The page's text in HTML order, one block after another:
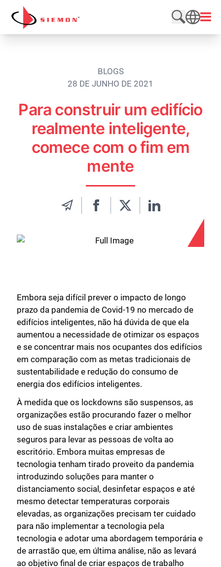
Pular para o conteúdo
Pesquisar
Abrir
SEARCH
BLOGS
28 DE JUNHO DE 2021
Para construir um edifício
realmente inteligente,
comece com o fim em
mente
Embora seja difícil prever o impacto de longo
prazo da pandemia de Covid-19 no mercado de
edifícios inteligentes, não há dúvida de que ela
aumentou a necessidade de otimizar os espaços
e se concentrar mais nos ocupantes dos edifícios
em comparação com as metas tradicionais de
sustentabilidade e redução do consumo de
energia dos edifícios inteligentes.
À medida que os lockdowns são suspensos, as
organizações estão procurando fazer o melhor
uso de suas instalações e criar ambientes
seguros para levar as pessoas de volta ao
escritório. Embora muitas empresas de
tecnologia tenham tirado proveito da pandemia
introduzindo soluções para manter o
distanciamento social, desinfetar espaços e até
mesmo detectar temperaturas corporais
elevadas, as organizações precisam ter cuidado
para não implementar a tecnologia pela
tecnologia e adotar uma abordagem temporária e
de arrastão que, em última análise, não as levará
ao objetivo final de criar espaços de trabalho